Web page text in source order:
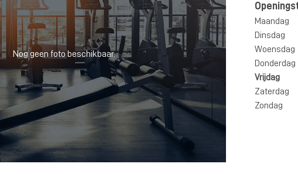
Nog geen foto beschikbaar.
Maandag
Dinsdag
Woensdag
Donderdag
Vrijdag
Zaterdag
Zondag